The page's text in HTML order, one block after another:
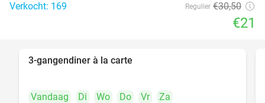
Verkocht: 169 Regulier €30,50
€21
3-gangendiner à la carte
Vandaag Di Wo Do Vr
Za